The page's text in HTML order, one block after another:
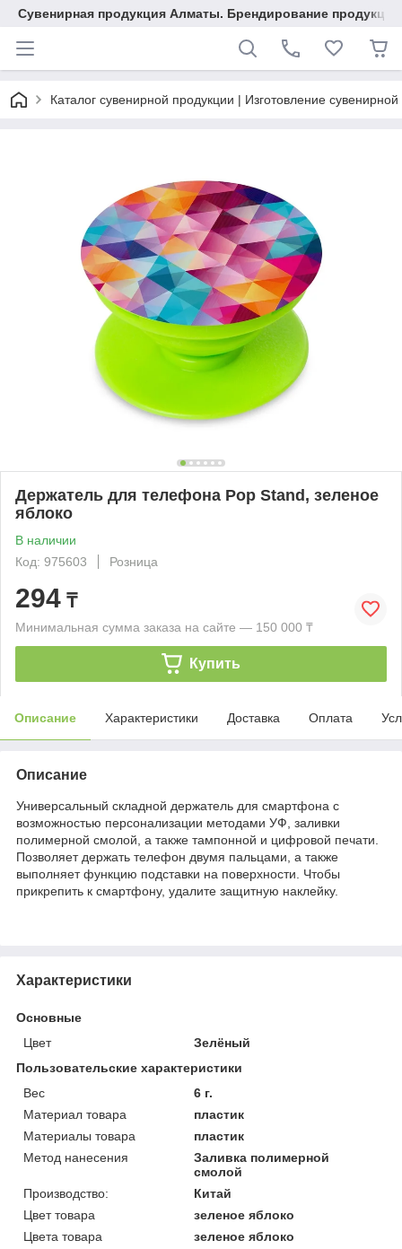
Сувенирная продукция Алматы. Брендирование
Каталог сувенирной продукции | Изготовление
Держатель для телефона Pop Stand, зеленое
яблоко
В наличии
Код: 975603
Розница
294 ₸
Минимальная сумма заказа на сайте — 150 000 ₸
Купить
Описание Характеристики Доставка Оплата
Описание
Универсальный складной держатель для смартфона с
возможностью персонализации методами УФ, заливки
полимерной смолой, а также тампонной и цифровой печати.
Позволяет держать телефон двумя пальцами, а также
выполняет функцию подставки на поверхности. Чтобы
прикрепить к смартфону, удалите защитную наклейку.
Характеристики
Основные
Цвет
Зелёный
Пользовательские характеристики
Вес
6 г.
Материал товара
пластик
Материалы товара
пластик
Метод нанесения
Заливка полимерной
смолой
Производство:
Китай
Цвет товара
зеленое яблоко
Цвета товара
зеленое яблоко